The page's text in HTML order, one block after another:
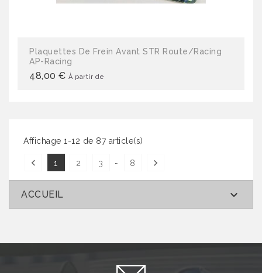
Plaquettes De Frein Avant STR Route/Racing
AP-Racing
48,00 € À partir de
Affichage 1-12 de 87 article(s)
 1 2 3 8 
ACCUEIL 